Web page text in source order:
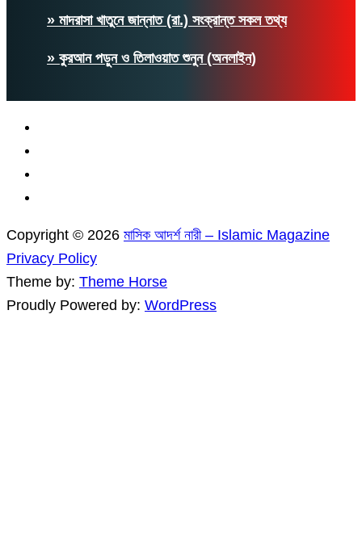
» মাদরাসা খাতুনে জান্নাত (রা.) সংক্রান্ত সকল তথ্য
» কুরআন পড়ুন ও তিলাওয়াত শুনুন (অনলাইন)
Copyright © 2026 মাসিক আদর্শ নারী – Islamic Magazine
Privacy Policy
Theme by: Theme Horse
Proudly Powered by: WordPress